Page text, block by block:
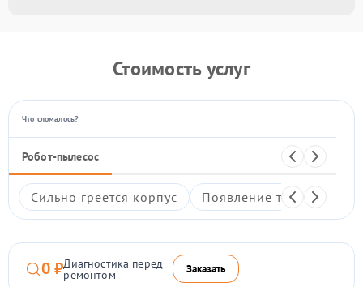
Стоимость услуг
Что сломалось?
Робот-пылесос
Сильно греется корпус Появление трещин на
0 ₽Диагностика перед
ремонтом Заказать